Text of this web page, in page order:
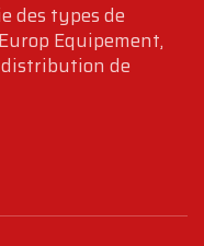
des types de
Equipement,
distribution de